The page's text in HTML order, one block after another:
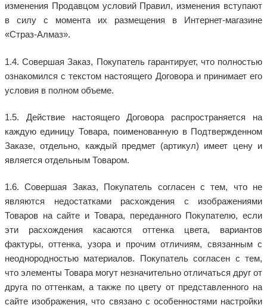
изменения Продавцом условий Правил, изменения вступают
в силу с момента их размещения в Интернет-магазине
«Страз-Алмаз».
1.4. Совершая Заказ, Покупатель гарантирует, что полностью
ознакомился с текстом настоящего Договора и принимает его
условия в полном объеме.
1.5. Действие настоящего Договора распространяется на
каждую единицу Товара, поименованную в Подтвержденном
Заказе, отдельно, каждый предмет (артикул) имеет цену и
является отдельным Товаром.
1.6. Совершая Заказ, Покупатель согласен с тем, что не
являются недостатками расхождения с изображениями
Товаров на сайте и Товара, переданного Покупателю, если
эти расхождения касаются оттенка цвета, вариантов
фактуры, оттенка, узора и прочим отличиям, связанным с
неоднородностью материалов. Покупатель согласен с тем,
что элементы Товара могут незначительно отличаться друг от
друга по оттенкам, а также по цвету от представленного на
сайте изображения, что связано с особенностями настройки